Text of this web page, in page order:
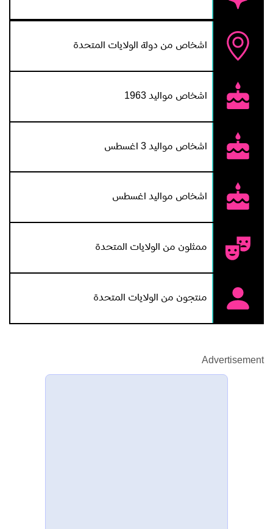
اشخاص من دولة الولايات المتحدة
اشخاص مواليد 1963
اشخاص مواليد 3 اغسطس
اشخاص مواليد اغسطس
ممثلون من الولايات المتحدة
منتجون من الولايات المتحدة
Advertisement